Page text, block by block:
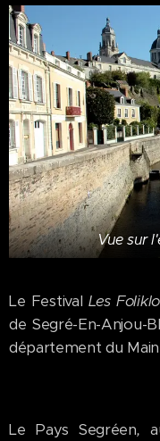
Vue sur
Le Festival Les
de Segré-En-Anjou-
département du
Le Pays Segréen,